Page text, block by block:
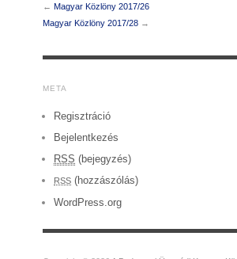
← Magyar Közlöny 2017/26
Magyar Közlöny 2017/28 →
META
Regisztráció
Bejelentkezés
RSS (bejegyzés)
RSS (hozzászólás)
WordPress.org